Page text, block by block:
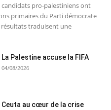
candidats pro-palestiniens ont
primaires du Parti démocrate
résultats traduisent une
La Palestine accuse la FIFA
04/08/2026
Ceuta au cœur de la crise